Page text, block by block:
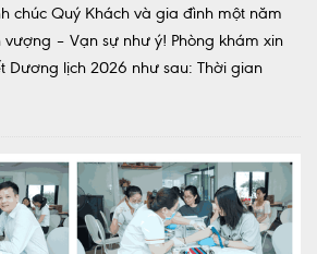
chúc Quý Khách và gia đình một năm
– Vạn sự như ý! Phòng khám xin
Dương lịch 2026 như sau: Thời gian